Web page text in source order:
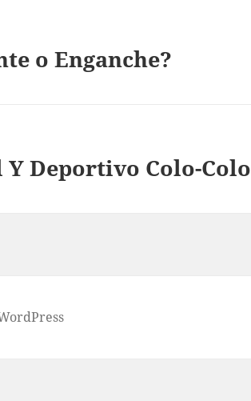
o Enganche?
Y Deportivo Colo-Colo